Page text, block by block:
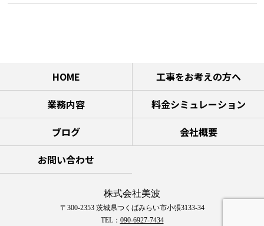
HOME
工事をお考えの方へ
業務内容
料金シミュレーション
ブログ
会社概要
お問い合わせ
株式会社美波
〒300-2353 茨城県つくばみらい市小張3133-34
TEL： 090-6927-7434